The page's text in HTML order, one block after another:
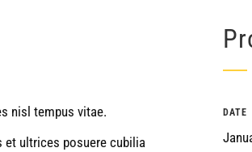
nisl tempus vitae.
ultrices posuere cubilia
DATE